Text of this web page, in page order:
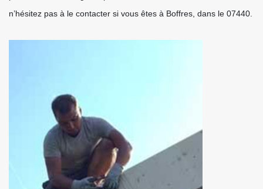
n’hésitez pas à le contacter si vous êtes à Boffres, dans le 07440.